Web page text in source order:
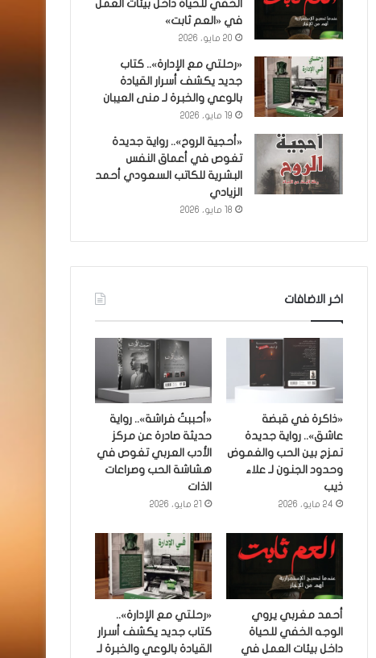
الخفي للحياة داخل بيئات العمل
في «العم ثابت»
20 مايو، 2026
«رحلتي مع الإدارة».. كتاب
جديد يكشف أسرار القيادة
بالوعي والخبرة لـ منى العيبان
19 مايو، 2026
«أحجية الروح».. رواية جديدة
تغوص في أعماق النفس
البشرية للكاتب السعودي أحمد
الزيادي
18 مايو، 2026
اخر الاضافات
«ذاكرة في قبضة
عاشق».. رواية جديدة
تمزج بين الحب والغموض
وحدود الجنون لـ علاء
ذيب
24 مايو، 2026
«أحببتُ فراشة».. رواية
حديثة صادرة عن مركز
الأدب العربي تغوص في
هشاشة الحب وصراعات
الذات
21 مايو، 2026
أحمد مغربي يروي
الوجه الخفي للحياة
داخل بيئات العمل في
«رحلتي مع الإدارة»..
كتاب جديد يكشف أسرار
القيادة بالوعي والخبرة لـ